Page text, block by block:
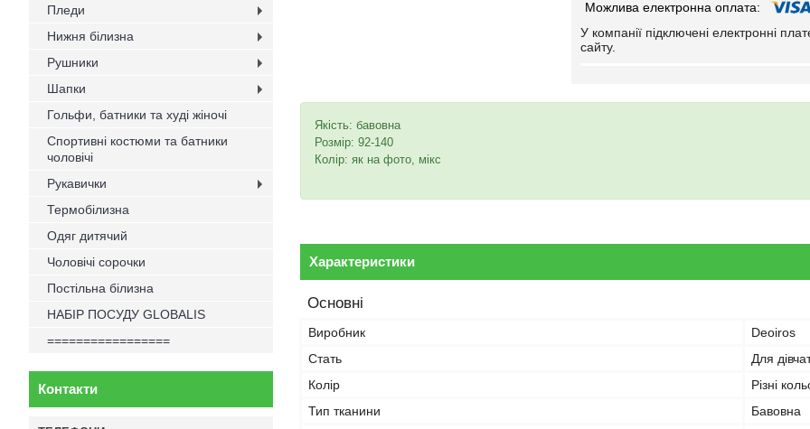
У компанії підключені електронні
сайту.
Якість: бавовна
Розмір: 92-140
Колір: як на фото, мікс
Характеристики
Основні
Виробник
Deoiros
Стать
Для
Колір
Різні
Тип тканини
Бавовна
Пледи
Нижня білизна
Рушники
Шапки
Гольфи, батники та худі жіночі
Спортивні костюми та батники
чоловічі
Рукавички
Термобілизна
Одяг дитячий
Чоловічі сорочки
Постільна білизна
НАБІР ПОСУДУ GLOBALIS
=================
Контакти